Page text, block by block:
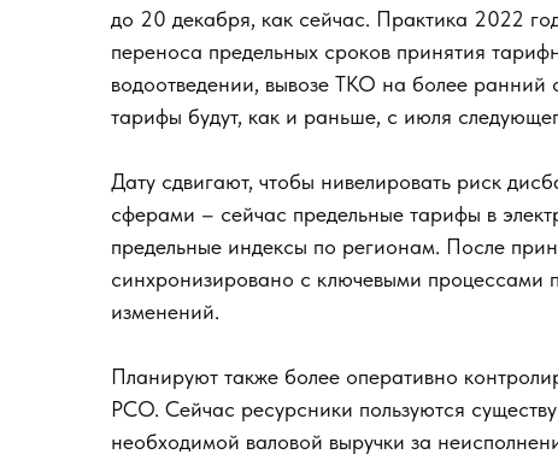
до 20 декабря, как сейчас. Практика 2022
переноса предельных сроков принятия
водоотведении, вывозе ТКО на более
тарифы будут, как и раньше, с июля
Дату сдвигают, чтобы нивелировать риск
сферами – сейчас предельные тарифы в
предельные индексы по регионам. После
синхронизировано с ключевыми процессами
изменений.
Планируют также более оперативно
РСО. Сейчас ресурсники пользуются
необходимой валовой выручки за